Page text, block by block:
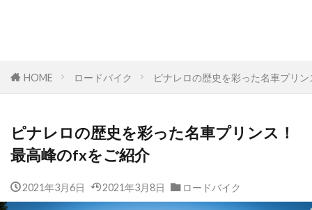
HOME ロードバイク ピナレロの歴史を彩った名車プリ
ピナレロの歴史を彩った名車プリンス！
最高峰のfxをご紹介
2021年3月6日 2021年3月8日 ロードバイク